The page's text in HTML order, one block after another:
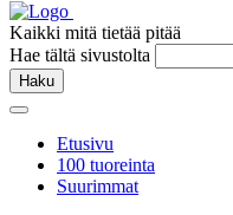
Kaikki mitä tietää pitää
Hae tältä sivustolta
Haku
Etusivu
100 tuoreinta
Suurimmat